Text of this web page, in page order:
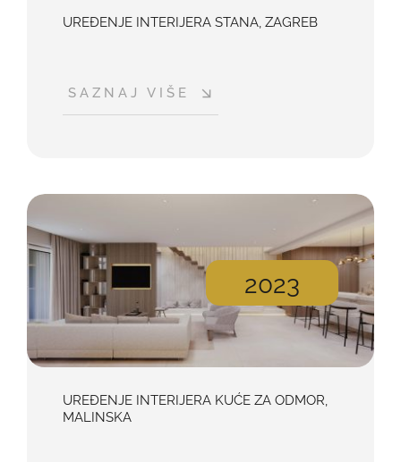
UREĐENJE INTERIJERA STANA, ZAGREB
SAZNAJ VIŠE
2023
UREĐENJE INTERIJERA KUĆE ZA ODMOR,
MALINSKA